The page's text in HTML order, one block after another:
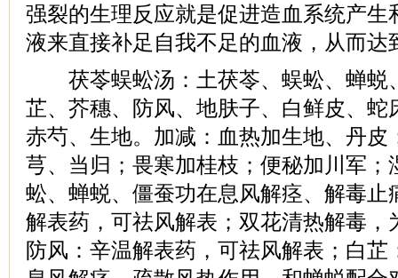
强裂的生理反应就是促进造血系统产生
液来直接补足自我不足的血液，从而达
茯苓蜈蚣汤：土茯苓、蜈蚣、蝉蜕
芷、芥穗、防风、地肤子、白鲜皮、蛇
赤芍、生地。加减：血热加生地、丹皮
芎、当归；畏寒加桂枝；便秘加川军；
蚣、蝉蜕、僵蚕功在息风解痉、解毒止
解表药，可祛风解表；双花清热解毒，
防风：辛温解表药，可祛风解表；白芷